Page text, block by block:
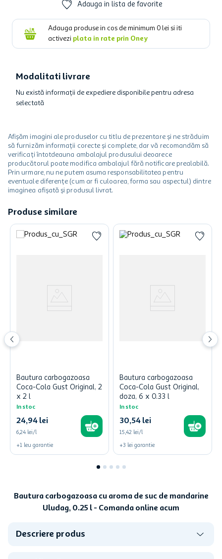
Adauga in lista de favorite
Adauga produse in cos de minimum 0 lei si iti
activezi plata in rate prin Oney
Modalitati livrare
Nu există informații de expediere disponibile pentru adresa
selectată
Afișăm imagini ale produselor cu titlu de prezentare și ne străduim
să furnizăm informații corecte și complete, dar vă recomandăm să
verificați întotdeauna ambalajul produsului deoarece
producătorul poate modifica ambalajul fără notificare prealabilă.
Prin urmare, nu ne putem asuma responsabilitatea pentru
eventuale diferențe (cum ar fi culoarea, forma sau aspectul) dintre
imaginea afișată și produsul livrat.
Produse similare
Bautura carbogazoasa
Coca-Cola Gust Original, 2
x 2 l
In stoc
24,94 lei
6,24 lei/l
+1 leu garantie
Bautura carbogazoasa
Coca-Cola Gust Original,
doza, 6 x 0.33 l
In stoc
30,54 lei
15,42 lei/l
+3 lei garantie
Bautura carbogazoasa cu aroma de suc de mandarine
Uludag, 0.25 l - Comanda online acum
Descriere produs